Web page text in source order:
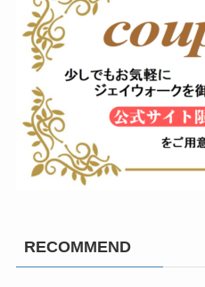
RECOMMEND